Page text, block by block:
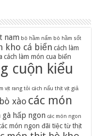
nam bò hầm nấm bò hầm sốt
kho cá biển cách làm
cách làm món cua biển
cuộn kiểu
vịt rang tỏi cách nấu thịt vịt giả
xào các món
gà hấp ngon các món ngon
món ngon đãi tiệc từ thịt